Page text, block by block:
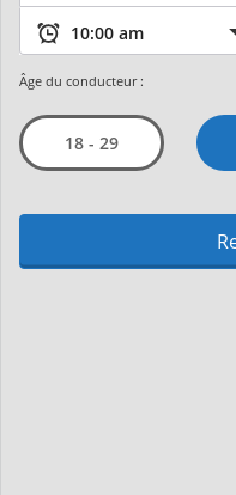
Âge du conducteur :
18 - 29